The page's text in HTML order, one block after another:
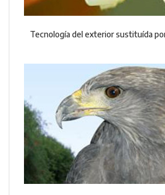
Tecnología del exterior sustituída